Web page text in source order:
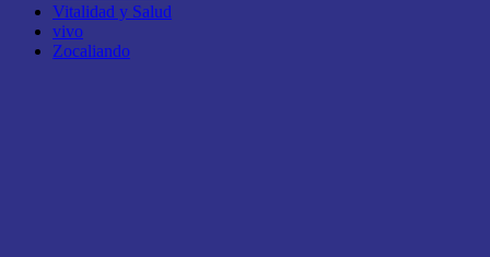
Vitalidad y Salud
vivo
Zocaliando